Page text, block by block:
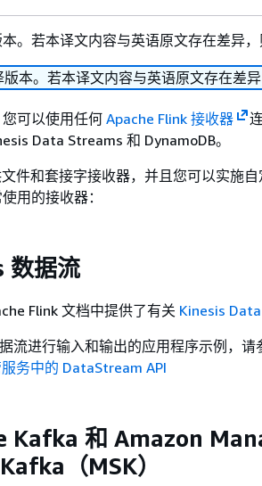
。若本译文内容与英语原文存在差异，
本。若本译文内容与英语原文存在差异
可以使用任何 Apache Flink 接收器
Data Streams 和 DynamoDB。
件和套接字接收器，并且您可以实施
用的接收器：
数据流
Flink 文档中提供了有关 Kinesis
流进行输入和输出的应用程序示例，请
务中的 DataStream API
Kafka 和 Amazon
（MSK）